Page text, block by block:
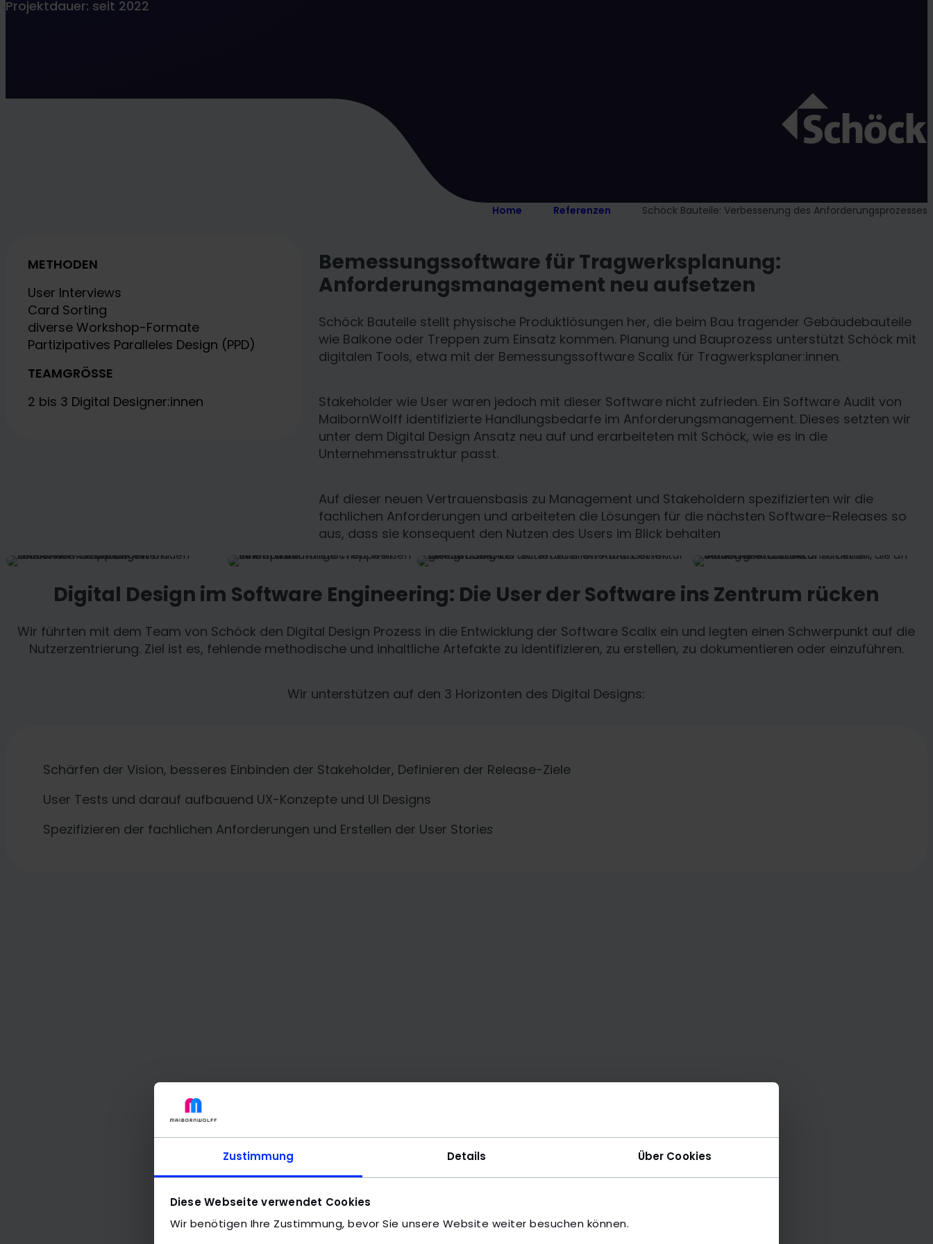
Zustimmung Details Über Cookies
Diese Webseite verwendet Cookies
Wir benötigen Ihre Zustimmung, bevor Sie unsere Website weiter besuchen können.
Projektdauer: seit 2022
Home Referenzen Schöck Bauteile: Verbesserung des Anforderungsprozesses
METHODEN
User Interviews
Card Sorting
diverse Workshop-Formate
Partizipatives Paralleles Design (PPD)
TEAMGRÖSSE
2 bis 3 Digital Designer:innen
Bemessungssoftware für Tragwerksplanung:
Anforderungsmanagement neu aufsetzen
Schöck Bauteile stellt physische Produktlösungen her, die beim Bau tragender Gebäudebauteile
wie Balkone oder Treppen zum Einsatz kommen. Planung und Bauprozess unterstützt Schöck mit
digitalen Tools, etwa mit der Bemessungssoftware Scalix für Tragwerksplaner:innen.
Stakeholder wie User waren jedoch mit dieser Software nicht zufrieden. Ein Software Audit von
MaibornWolff identifizierte Handlungsbedarfe im Anforderungsmanagement. Dieses setzten wir
unter dem Digital Design Ansatz neu auf und erarbeiteten mit Schöck, wie es in die
Unternehmensstruktur passt.
Auf dieser neuen Vertrauensbasis zu Management und Stakeholdern spezifizierten wir die
fachlichen Anforderungen und arbeiteten die Lösungen für die nächsten Software-Releases so
aus, dass sie konsequent den Nutzen des Users im Blick behalten
Digital Design im Software Engineering: Die User der Software ins Zentrum rücken
Wir führten mit dem Team von Schöck den Digital Design Prozess in die Entwicklung der Software Scalix ein und legten einen Schwerpunkt auf die
Nutzerzentrierung. Ziel ist es, fehlende methodische und inhaltliche Artefakte zu identifizieren, zu erstellen, zu dokumentieren oder einzuführen.
Wir unterstützen auf den 3 Horizonten des Digital Designs:
Schärfen der Vision, besseres Einbinden der Stakeholder, Definieren der Release-Ziele
User Tests und darauf aufbauend UX-Konzepte und UI Designs
Spezifizieren der fachlichen Anforderungen und Erstellen der User Stories